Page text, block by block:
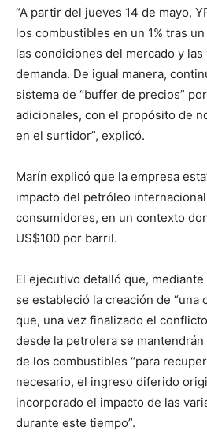
“A partir del jueves 14 de mayo,
los combustibles en un 1% tras
las condiciones del mercado y
demanda. De igual manera,
sistema de “buffer de precios”
adicionales, con el propósito de
en el surtidor”, explicó.
Marín explicó que la empresa
impacto del petróleo
consumidores, en un contexto
US$100 por barril.
El ejecutivo detalló que,
se estableció la creación de “una
que, una vez finalizado el
desde la petrolera se
de los combustibles “para
necesario, el ingreso diferido
incorporado el impacto de las
durante este tiempo”.